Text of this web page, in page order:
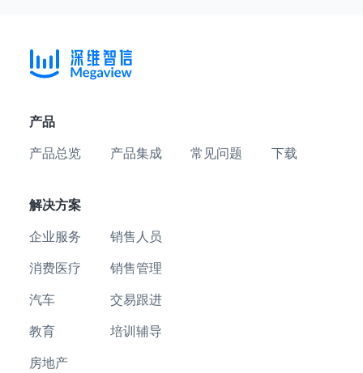
产品
产品总览 产品集成 常见问题 下载
解决方案
企业服务
消费医疗
汽车
教育
房地产
销售人员
销售管理
交易跟进
培训辅导